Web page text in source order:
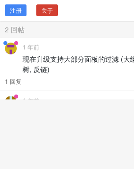
注册 关于
2 回帖
1 年前
现在升级支持大部分面板的过滤 (大
树, 反链)
1 回复
1 年前